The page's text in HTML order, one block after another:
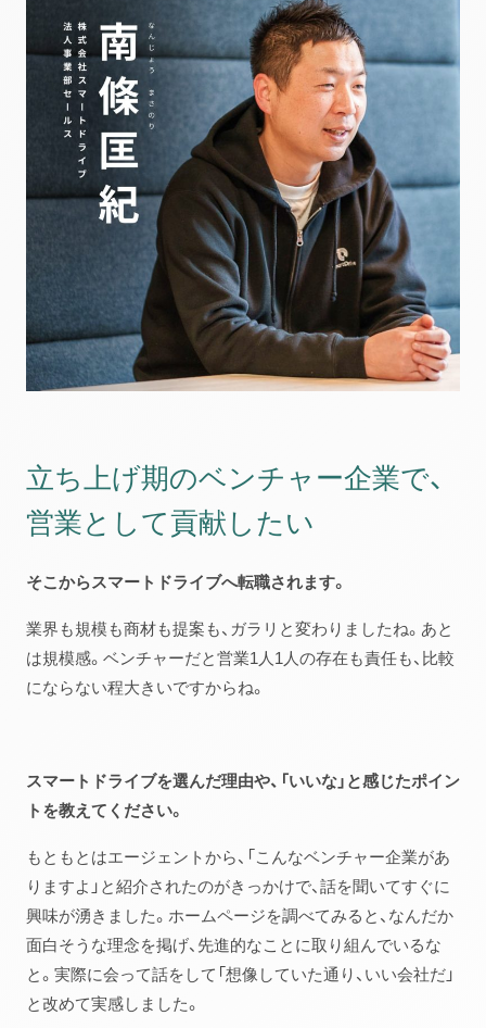
立ち上げ期のベンチャー企業で、
営業として貢献したい
そこからスマートドライブへ転職されます。
業界も規模も商材も提案も、ガラリと変わりましたね。あと
は規模感。ベンチャーだと営業1人1人の存在も責任も、比較
にならない程大きいですからね。
スマートドライブを選んだ理由や、「いいな」と感じたポイン
トを教えてください。
もともとはエージェントから、「こんなベンチャー企業があ
りますよ」と紹介されたのがきっかけで、話を聞いてすぐに
興味が湧きました。ホームページを調べてみると、なんだか
面白そうな理念を掲げ、先進的なことに取り組んでいるな
と。実際に会って話をして「想像していた通り、いい会社だ」
と改めて実感しました。